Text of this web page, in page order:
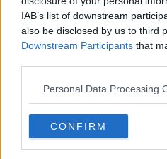
IAB’s list of downstream
also be disclosed by us to third
Downstream Participants that
Personal Data Processing
CONFIRM
Paolo Abati e Monica Casullo
momento attuale e come anche
hanno comunicato che Estra ha
previste da Arera
disagi del mercato, migliorando
per venire di più e meglio incontro
anche a
nel perimetro definito dall’autorità,
Chiara Rubbiani e Alessandro
apprezzamento per l'attenzione